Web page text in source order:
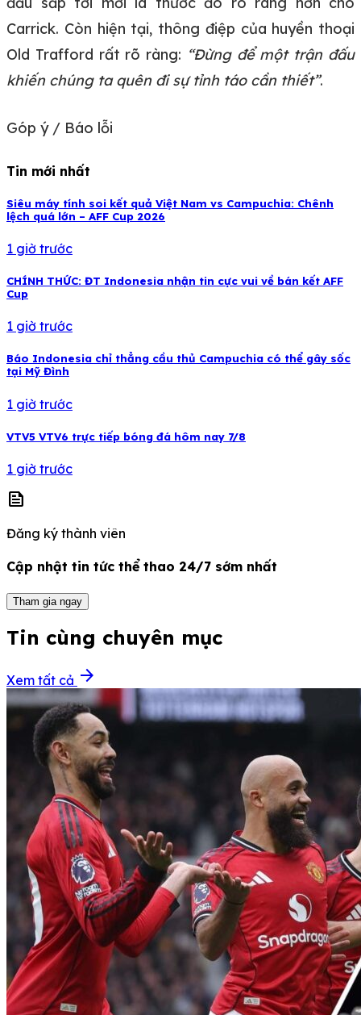
Carrick. Còn hiện tại, thông điệp của huyền thoại
Old Trafford rất rõ ràng: “Đừng để một trận đấu
khiến chúng ta quên đi sự tỉnh táo cần thiết”.
Góp ý / Báo lỗi
Tin mới nhất
Siêu máy tính soi kết quả Việt Nam vs Campuchia: Chênh
lệch quá lớn – AFF Cup 2026
1 giờ trước
CHÍNH THỨC: ĐT Indonesia nhận tin cực vui về bán kết AFF
Cup
1 giờ trước
Báo Indonesia chỉ thẳng cầu thủ Campuchia có thể gây sốc
tại Mỹ Đình
1 giờ trước
VTV5 VTV6 trực tiếp bóng đá hôm nay 7/8
1 giờ trước
news
Đăng ký thành viên
Cập nhật tin tức thể thao 24/7 sớm nhất
Tham gia ngay
Tin cùng chuyên mục
Xem tất cả arrow_forward